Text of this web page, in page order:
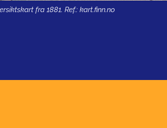
fra 1881. Ref.: kart.finn.no